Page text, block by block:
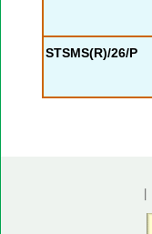
STSMS(R)/26/P